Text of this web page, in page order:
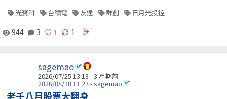
光寶科 台積電 友達 群創 日月光投控
944 3 1
sagemao
2026/07/25 13:13 - 3 星期前
2026/08/10 11:23 - sagemao
老千八月股票大翻身